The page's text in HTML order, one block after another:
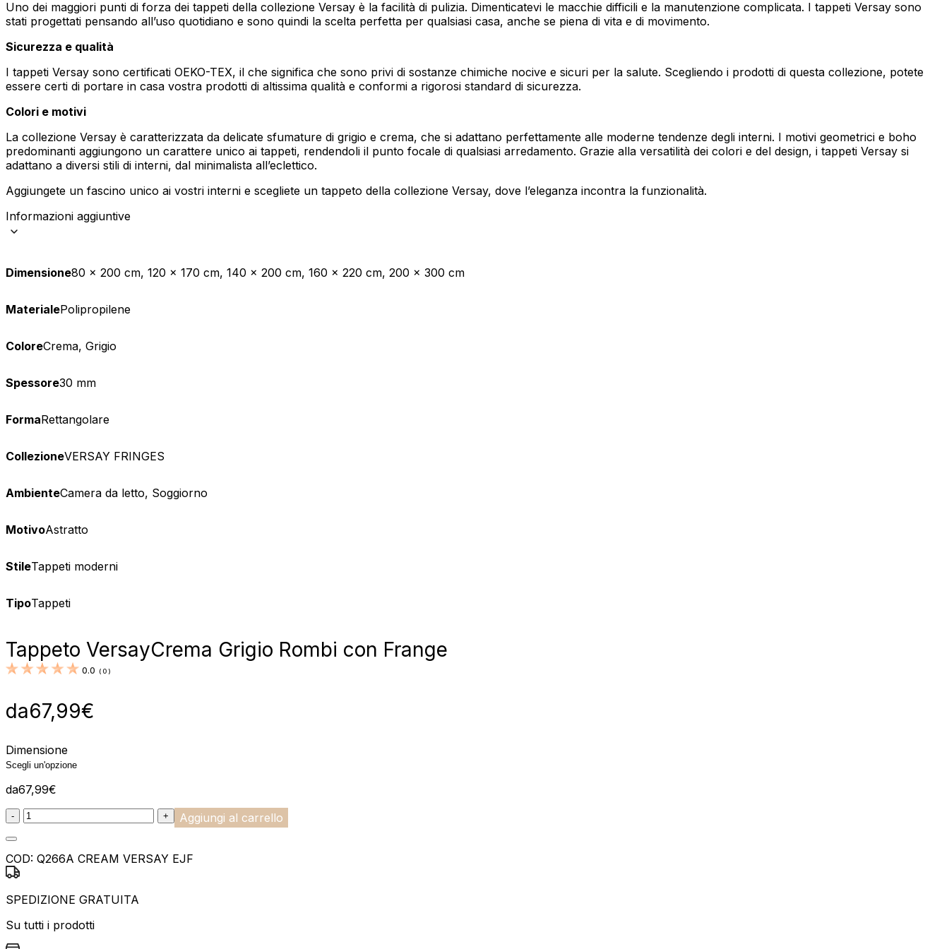
Uno dei maggiori punti di forza dei tappeti della collezione Versay è la facilità di pulizia. Dimenticatevi le macchie difficili e la manutenzione complicata. I tappeti Versay sono
stati progettati pensando all’uso quotidiano e sono quindi la scelta perfetta per qualsiasi casa, anche se piena di vita e di movimento.
Sicurezza e qualità
I tappeti Versay sono certificati OEKO-TEX, il che significa che sono privi di sostanze chimiche nocive e sicuri per la salute. Scegliendo i prodotti di questa collezione, potete
essere certi di portare in casa vostra prodotti di altissima qualità e conformi a rigorosi standard di sicurezza.
Colori e motivi
La collezione Versay è caratterizzata da delicate sfumature di grigio e crema, che si adattano perfettamente alle moderne tendenze degli interni. I motivi geometrici e boho
predominanti aggiungono un carattere unico ai tappeti, rendendoli il punto focale di qualsiasi arredamento. Grazie alla versatilità dei colori e del design, i tappeti Versay si
adattano a diversi stili di interni, dal minimalista all’eclettico.
Aggiungete un fascino unico ai vostri interni e scegliete un tappeto della collezione Versay, dove l’eleganza incontra la funzionalità.
Informazioni aggiuntive
Dimensione80 x 200 cm, 120 x 170 cm, 140 x 200 cm, 160 x 220 cm, 200 x 300 cm
MaterialePolipropilene
ColoreCrema, Grigio
Spessore30 mm
FormaRettangolare
CollezioneVERSAY FRINGES
AmbienteCamera da letto, Soggiorno
MotivoAstratto
StileTappeti moderni
TipoTappeti
Tappeto VersayCrema Grigio Rombi con Frange
0.0 ( 0 )
da67,99€
Dimensione
da67,99€
:product_name quantity
- + Aggiungi al carrello
COD: Q266A CREAM VERSAY EJF
SPEDIZIONE GRATUITA
Su tutti i prodotti
Statistica
Marketing
Non classificati